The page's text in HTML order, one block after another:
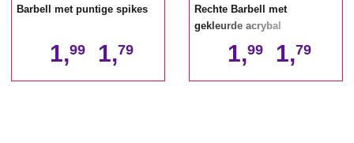
Barbell met puntige spikes
1,99 1,79
Rechte Barbell met
gekleurde acrybal
1,99 1,79